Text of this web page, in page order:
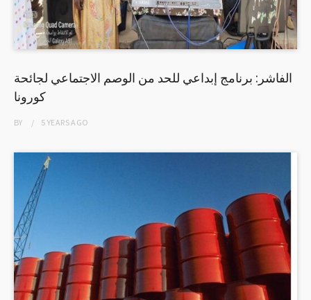
الفاشر: برنامج إبداعي للحد من الوصم الاجتماعي لجائحة
كورونا
BY 5 YEARSAGO